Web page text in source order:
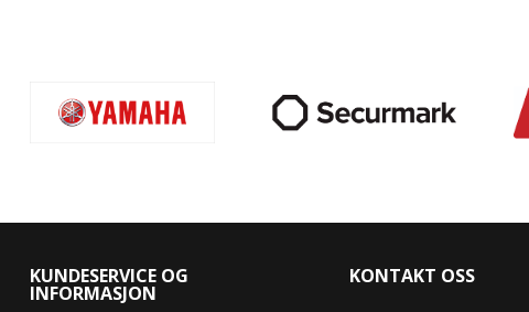
KUNDESERVICE OG
INFORMASJON
KONTAKT OSS